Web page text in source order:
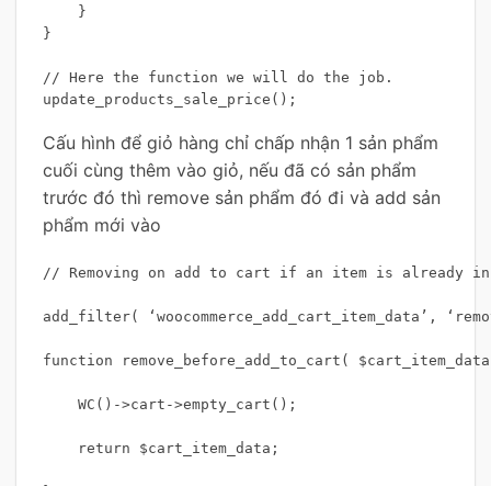
    }
}
// Here the function we will do the job.
update_products_sale_price();
Cấu hình để giỏ hàng chỉ chấp nhận 1 sản phẩm
cuối cùng thêm vào giỏ, nếu đã có sản phẩm
trước đó thì remove sản phẩm đó đi và add sản
phẩm mới vào
// Removing on add to cart if an item is already
add_filter( ‘woocommerce_add_cart_item_data’,
function remove_before_add_to_cart(
    WC()->cart->empty_cart();
    return $cart_item_data;